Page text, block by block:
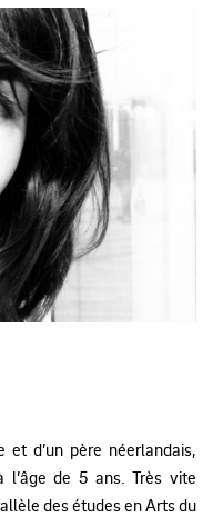
et d’un père néerlandais,
de 5 ans. Très vite
des études en Arts du